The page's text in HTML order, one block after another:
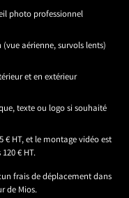
photo professionnel
aérienne, survols lents)
et en extérieur
texte ou logo si souhaité
€ HT, et le montage vidéo est
€ HT.
frais de déplacement dans
de Mios.